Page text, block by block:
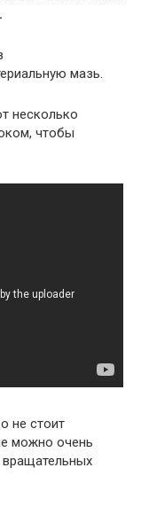
мазь.
несколько
чтобы
не стоит
можно очень